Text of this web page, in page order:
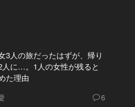
3人の旅だったはずが、帰り
人に…。1人の女性が残ると
た理由
6